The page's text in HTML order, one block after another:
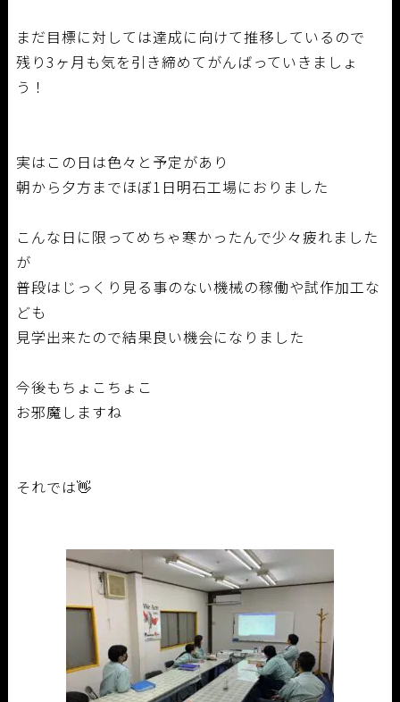
まだ目標に対しては達成に向けて推移しているので
残り3ヶ月も気を引き締めてがんばっていきましょ
う！
実はこの日は色々と予定があり
朝から夕方までほぼ1日明石工場におりました
こんな日に限ってめちゃ寒かったんで少々疲れました
が
普段はじっくり見る事のない機械の稼働や試作加工な
ども
見学出来たので結果良い機会になりました
今後もちょこちょこ
お邪魔しますね
それでは👋